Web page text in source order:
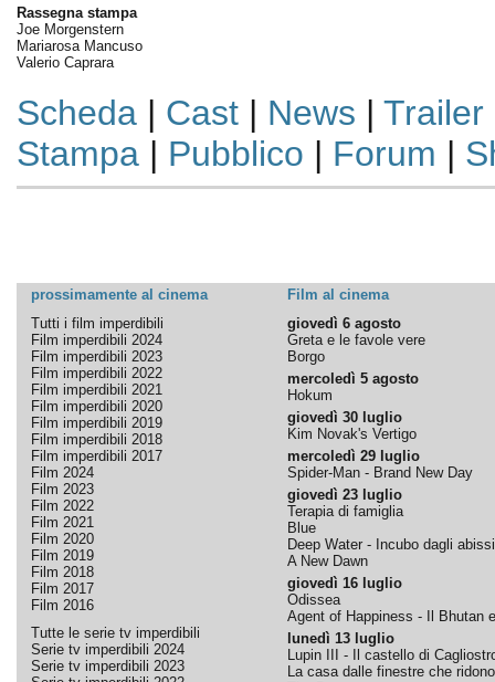
Rassegna stampa
Joe Morgenstern
Mariarosa Mancuso
Valerio Caprara
Scheda| Cast| News | Trailer
Stampa| Pubblico | Forum |
prossimamente al cinema
Film al cinema
Tutti i film imperdibili
Film imperdibili 2024
Film imperdibili 2023
Film imperdibili 2022
Film imperdibili 2021
Film imperdibili 2020
Film imperdibili 2019
Film imperdibili 2018
Film imperdibili 2017
Film 2024
Film 2023
Film 2022
Film 2021
Film 2020
Film 2019
Film 2018
Film 2017
Film 2016
Tutte le serie tv imperdibili
Serie tv imperdibili 2024
Serie tv imperdibili 2023
giovedì 6 agosto
Greta e le favole vere
Borgo
mercoledì 5 agosto
Hokum
giovedì 30 luglio
Kim Novak's Vertigo
mercoledì 29 luglio
Spider-Man - Brand New Day
giovedì 23 luglio
Terapia di famiglia
Blue
Deep Water - Incubo dagli abissi
A New Dawn
giovedì 16 luglio
Odissea
Agent of Happiness - Il Bhutan
lunedì 13 luglio
Lupin III - Il castello di
La casa dalle finestre che ridono